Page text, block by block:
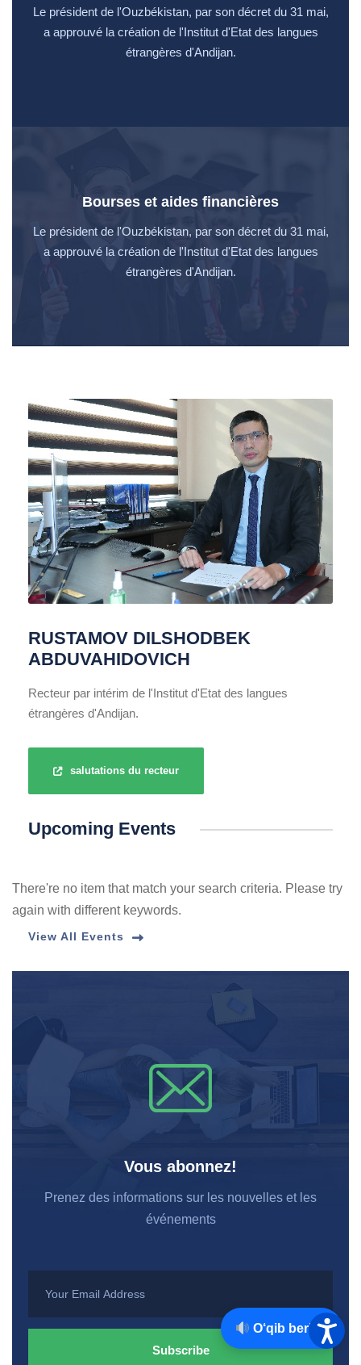
Le président de l'Ouzbékistan, par son décret du 31 mai,
a approuvé la création de l'Institut d'Etat des langues
étrangères d'Andijan.
Bourses et aides financières
Le président de l'Ouzbékistan, par son décret du 31 mai,
a approuvé la création de l'Institut d'Etat des langues
étrangères d'Andijan.
RUSTAMOV DILSHODBEK
ABDUVAHIDOVICH
Recteur par intérim de l'Institut d'Etat des langues
étrangères d'Andijan.
salutations du recteur
Upcoming Events
There're no item that match your search criteria. Please try
again with different keywords.
View All Events
Vous abonnez!
Prenez des informations sur les nouvelles et les
événements
O‘qib berish